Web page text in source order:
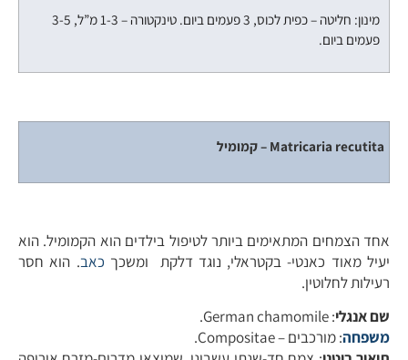
מינון: חליטה – כפית לכוס, 3 פעמים ביום. טינקטורה – 1-3 מ”ל, 3-5
פעמים ביום.
קמומיל – Matricaria recutita
אחד הצמחים המתאימים ביותר לטיפול בילדים הוא הקמומיל. הוא
יעיל מאוד כאנטי- בקטראלי, נוגד דלקת ומשכך כאב. הוא חסר
רעילות לחלוטין.
שם אנגלי: German chamomile.
משפחה: מורכבים – Compositae.